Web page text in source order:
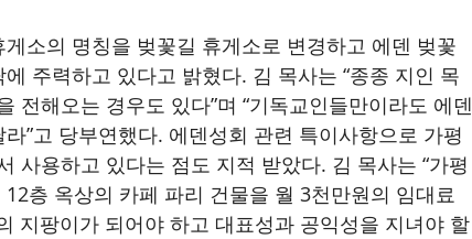
소의 명칭을 벚꽃길 휴게소로 변경하고 에덴 벚꽃
주력하고 있다고 밝혔다. 김 목사는 “종종 지인 목
전해오는 경우도 있다”며 “기독교인들만이라도 에덴
”고 당부연했다. 에덴성회 관련 특이사항으로 가평
사용하고 있다는 점도 지적 받았다. 김 목사는 “가평
층 옥상의 카페 파리 건물을 월 3천만원의 임대료
지팡이가 되어야 하고 대표성과 공익성을 지녀야 할